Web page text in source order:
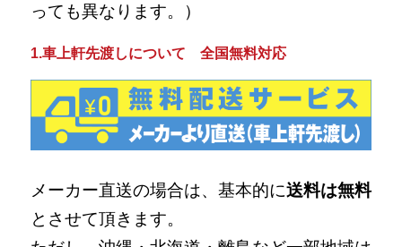
っても異なります。）
1.車上軒先渡しについて 全国無料対応
メーカー直送の場合は、基本的に送料は無料
とさせて頂きます。